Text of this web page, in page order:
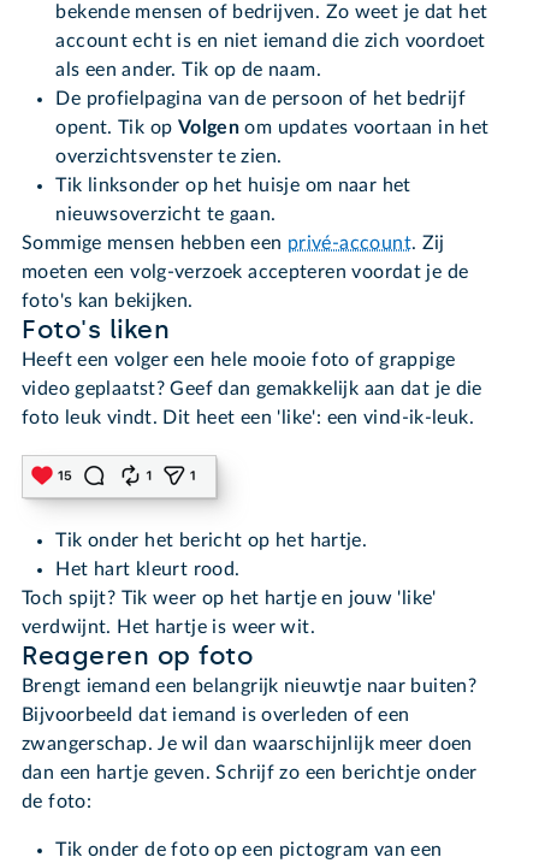
bekende mensen of bedrijven. Zo weet je dat het
account echt is en niet iemand die zich voordoet
als een ander. Tik op de naam.
De profielpagina van de persoon of het bedrijf
opent. Tik op Volgen om updates voortaan in het
overzichtsvenster te zien.
Tik linksonder op het huisje om naar het
nieuwsoverzicht te gaan.
Sommige mensen hebben een privé-account. Zij
moeten een volg-verzoek accepteren voordat je de
foto's kan bekijken.
Foto's liken
Heeft een volger een hele mooie foto of grappige
video geplaatst? Geef dan gemakkelijk aan dat je die
foto leuk vindt. Dit heet een 'like': een vind-ik-leuk.
Tik onder het bericht op het hartje.
Het hart kleurt rood.
Toch spijt? Tik weer op het hartje en jouw 'like'
verdwijnt. Het hartje is weer wit.
Reageren op foto
Brengt iemand een belangrijk nieuwtje naar buiten?
Bijvoorbeeld dat iemand is overleden of een
zwangerschap. Je wil dan waarschijnlijk meer doen
dan een hartje geven. Schrijf zo een berichtje onder
de foto:
Tik onder de foto op een pictogram van een